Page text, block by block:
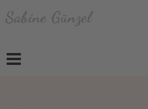
Sabine Günzel